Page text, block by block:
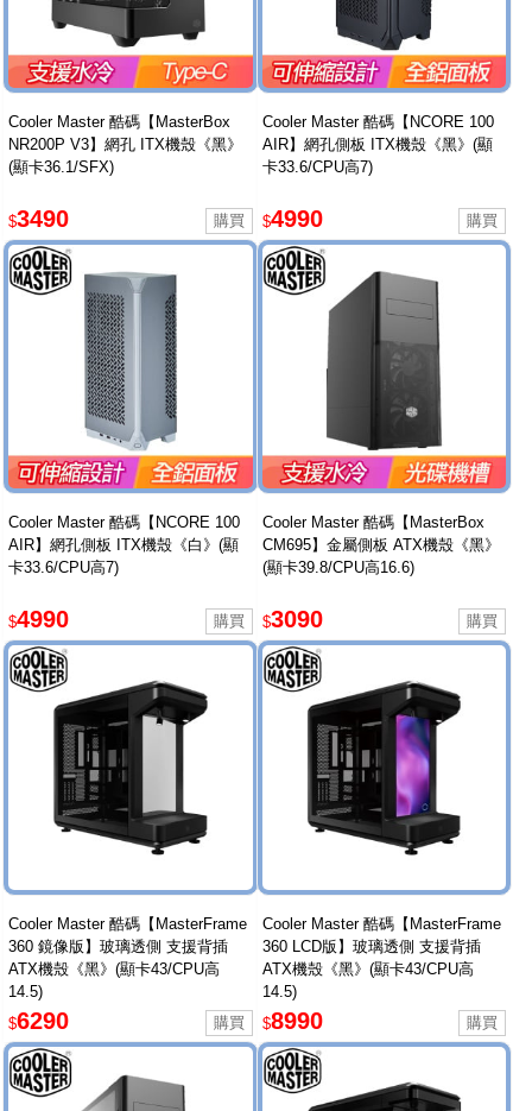
Cooler Master 酷碼【MasterBox
NR200P V3】網孔 ITX機殼《黑》
(顯卡36.1/SFX)
$3490
Cooler Master 酷碼【NCORE 100
AIR】網孔側板 ITX機殼《黑》(顯
卡33.6/CPU高7)
$4990
Cooler Master 酷碼【NCORE 100
AIR】網孔側板 ITX機殼《白》(顯
卡33.6/CPU高7)
$4990
Cooler Master 酷碼【MasterBox
CM695】金屬側板 ATX機殼《黑》
(顯卡39.8/CPU高16.6)
$3090
Cooler Master 酷碼【MasterFrame
360 鏡像版】玻璃透側 支援背插
ATX機殼《黑》(顯卡43/CPU高
14.5)
$6290
Cooler Master 酷碼【MasterFrame
360 LCD版】玻璃透側 支援背插
ATX機殼《黑》(顯卡43/CPU高
14.5)
$8990